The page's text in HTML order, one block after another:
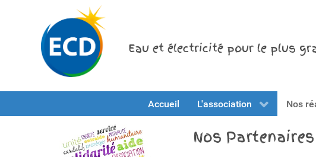
Eau et électricité pour le plus
Accueil L'association Nos
Nos Partenaires